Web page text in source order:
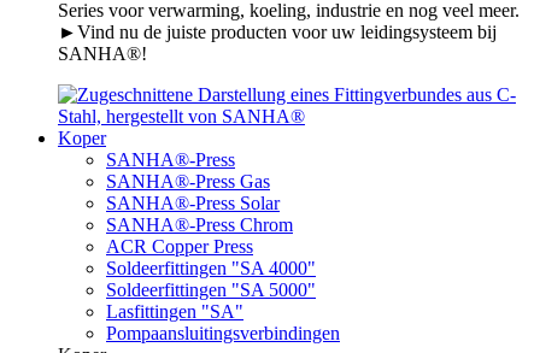
Series voor verwarming, koeling, industrie en nog veel meer.
►Vind nu de juiste producten voor uw leidingsysteem bij
SANHA®!
Koper
SANHA®-Press
SANHA®-Press Gas
SANHA®-Press Solar
SANHA®-Press Chrom
ACR Copper Press
Soldeerfittingen "SA 4000"
Soldeerfittingen "SA 5000"
Lasfittingen "SA"
Pompaansluitingsverbindingen